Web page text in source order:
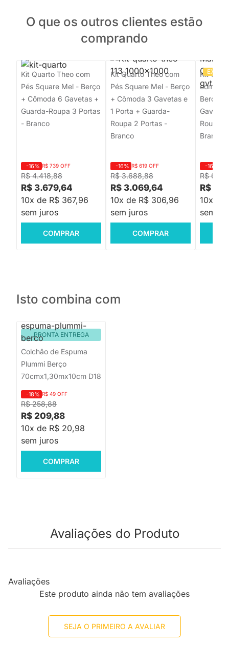
O que os outros clientes estão
comprando
Kit Quarto Theo com
Pés Square Mel - Berço
+ Cômoda 6 Gavetas +
Guarda-Roupa 3 Portas
- Branco
R$ 4.418,88
-16% R$ 739 OFF
R$ 3.679,64
10x de R$ 367,96
sem juros
COMPRAR
Kit Quarto Theo com
Pés Square Mel - Berço
+ Cômoda 3 Gavetas e
1 Porta + Guarda-
Roupa 2 Portas -
Branco
R$ 3.688,88
-16% R$ 619 OFF
R$ 3.069,64
10x de R$ 306,96
sem juros
COMPRAR
Kit
com
Berço
Roupa
Branco
R$
-16%
R$
10x de
sem
Isto combina com
PRONTA ENTREGA
Colchão de Espuma
Plummi Berço
70cmx1,30mx10cm D18
R$ 258,88
-18% R$ 49 OFF
R$ 209,88
10x de R$ 20,98
sem juros
COMPRAR
Avaliações do Produto
Avaliações
Este produto ainda não tem avaliações
SEJA O PRIMEIRO A AVALIAR